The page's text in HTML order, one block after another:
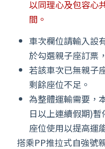
以同理心及包容心
間。
車次欄位請輸入設
於勾選親子座訂票
若該車次已無親子
剩餘座位不足。
為整體運輸需要，
日以上連續假期)
座位使用以提高運
搭乘PP推拉式自強號